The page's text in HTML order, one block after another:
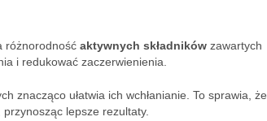
różnorodność aktywnych składników zawartych
i redukować zaczerwienienia.
znacząco ułatwia ich wchłanianie. To sprawia, że
lepsze rezultaty.